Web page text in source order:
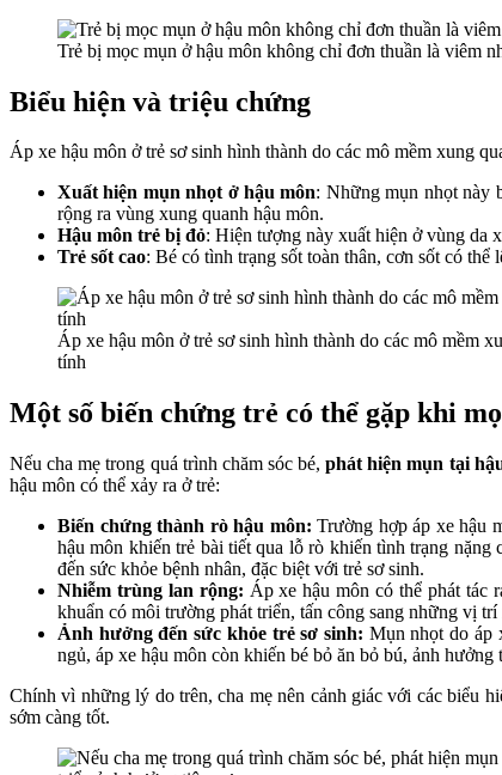
Trẻ bị mọc mụn ở hậu môn không chỉ đơn thuần là viêm
Biểu hiện và triệu chứng
Áp xe hậu môn ở trẻ sơ sinh hình thành do các mô mềm xung
Xuất hiện mụn nhọt ở hậu môn: Những mụn nhọt này
rộng ra vùng xung quanh hậu môn.
Hậu môn trẻ bị đỏ: Hiện tượng này xuất hiện ở vùng da
Trẻ sốt cao: Bé có tình trạng sốt toàn thân, cơn sốt có
Áp xe hậu môn ở trẻ sơ sinh hình thành do các mô mềm
tính
Một số biến chứng trẻ có thể gặp khi
Nếu cha mẹ trong quá trình chăm sóc bé,phát hiện mụn tại
hậu môn có thể xảy ra ở trẻ:
Biến chứng thành rò hậu môn: Trường hợp áp xe hậu
hậu môn khiến trẻ bài tiết qua lỗ rò khiến tình trạng
đến sức khỏe bệnh nhân, đặc biệt với trẻ sơ sinh.
Nhiễm trùng lan rộng: Áp xe hậu môn có thể phát tác
khuẩn có môi trường phát triển, tấn công sang những vị
Ảnh hưởng đến sức khỏe trẻ sơ sinh: Mụn nhọt do áp
ngủ, áp xe hậu môn còn khiến bé bỏ ăn bỏ bú, ảnh
Chính vì những lý do trên, cha mẹ nên cảnh giác với các biểu
sớm càng tốt.